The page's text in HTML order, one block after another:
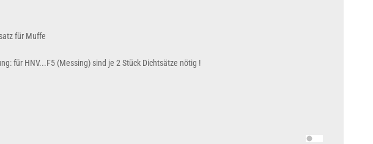
für Muffe
für HNV...F5 (Messing) sind je 2 Stück Dichtsätze nötig !